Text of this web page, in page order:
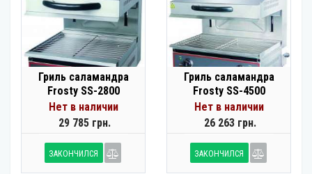
Гриль саламандра
Frosty SS-2800
Нет в наличии
29 785 грн.
ЗАКОНЧИЛСЯ
Гриль саламандра
Frosty SS-4500
Нет в наличии
26 263 грн.
ЗАКОНЧИЛСЯ